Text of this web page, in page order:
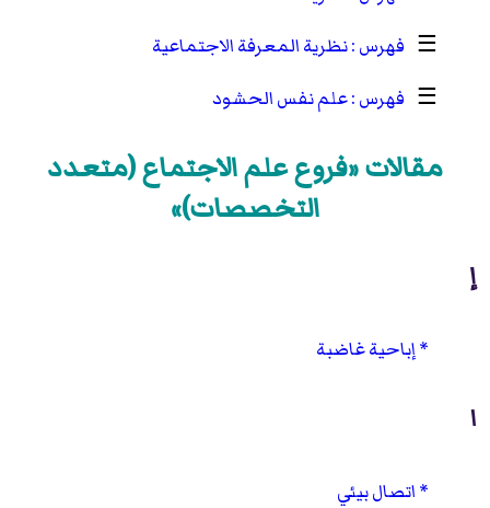
☰
نظرية المعرفة الاجتماعية
☰
علم نفس الحشود
مقالات «فروع علم الاجتماع (متعدد
التخصصات)»
إ
إباحية غاضبة
ا
اتصال بيئي